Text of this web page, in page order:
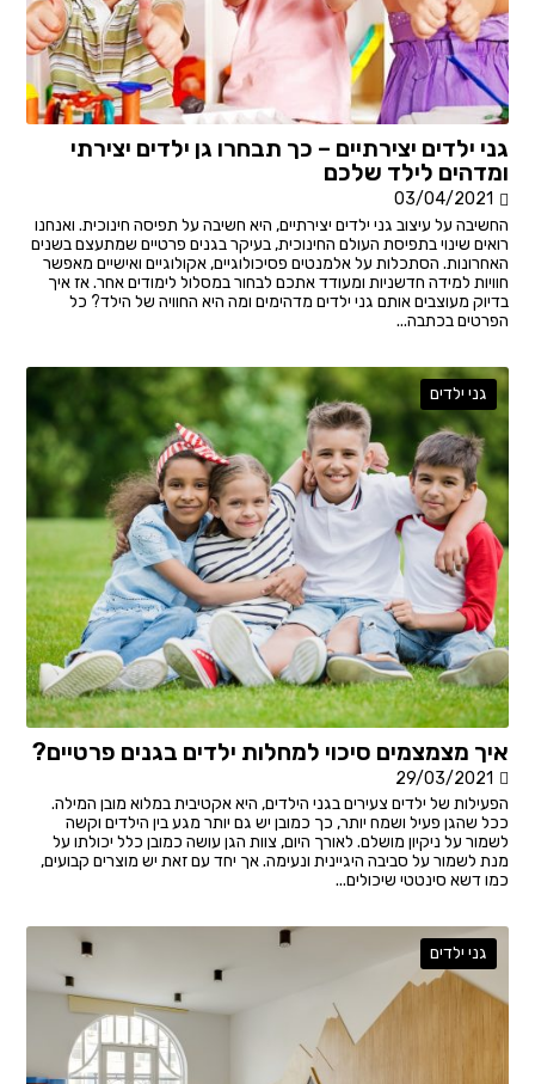
גני ילדים יצירתיים – כך תבחרו גן ילדים יצירתי
ומדהים לילד שלכם
03/04/2021
החשיבה על עיצוב גני ילדים יצירתיים, היא חשיבה על תפיסה חינוכית. ואנחנו
רואים שינוי בתפיסת העולם החינוכית, בעיקר בגנים פרטיים שמתעצם בשנים
האחרונות. הסתכלות על אלמנטים פסיכולוגיים, אקולוגיים ואישיים מאפשר
חוויות למידה חדשניות ומעודד אתכם לבחור במסלול לימודים אחר. אז איך
בדיוק מעוצבים אותם גני ילדים מדהימים ומה היא החוויה של הילד? כל
הפרטים בכתבה...
גני ילדים
איך מצמצמים סיכוי למחלות ילדים בגנים פרטיים?
29/03/2021
הפעילות של ילדים צעירים בגני הילדים, היא אקטיבית במלוא מובן המילה.
ככל שהגן פעיל ושמח יותר, כך כמובן יש גם יותר מגע בין הילדים וקשה
לשמור על ניקיון מושלם. לאורך היום, צוות הגן עושה כמובן כלל יכולתו על
מנת לשמור על סביבה היגיינית ונעימה. אך יחד עם זאת יש מוצרים קבועים,
כמו דשא סינטטי שיכולים...
גני ילדים